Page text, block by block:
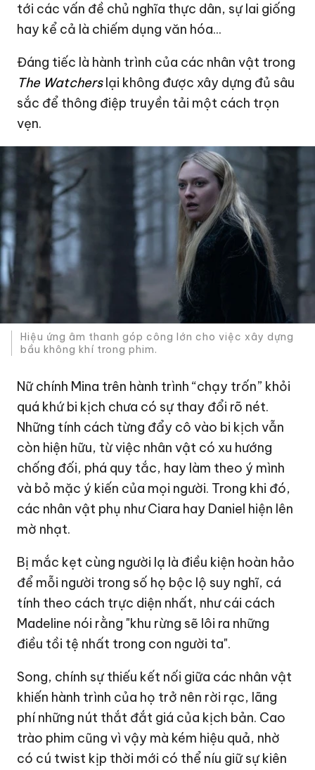
tới các vấn đề chủ nghĩa thực dân, sự lai giống
hay kể cả là chiếm dụng văn hóa...
Đáng tiếc là hành trình của các nhân vật trong
The Watcherslại không được xây dựng đủ sâu
sắc để thông điệp truyền tải một cách trọn
vẹn.
Hiệu ứng âm thanh góp công lớn cho việc xây dựng
bầu không khí trong phim.
Nữ chính Mina trên hành trình “chạy trốn” khỏi
quá khứ bi kịch chưa có sự thay đổi rõ nét.
Những tính cách từng đẩy cô vào bi kịch vẫn
còn hiện hữu, từ việc nhân vật có xu hướng
chống đối, phá quy tắc, hay làm theo ý mình
và bỏ mặc ý kiến của mọi người. Trong khi đó,
các nhân vật phụ như Ciara hay Daniel hiện lên
mờ nhạt.
Bị mắc kẹt cùng người lạ là điều kiện hoàn hảo
để mỗi người trong số họ bộc lộ suy nghĩ, cá
tính theo cách trực diện nhất, như cái cách
Madeline nói rằng "khu rừng sẽ lôi ra những
điều tồi tệ nhất trong con người ta".
Song, chính sự thiếu kết nối giữa các nhân vật
khiến hành trình của họ trở nên rời rạc, lãng
phí những nút thắt đắt giá của kịch bản. Cao
trào phim cũng vì vậy mà kém hiệu quả, nhờ
có cú twist kịp thời mới có thể níu giữ sự kiên